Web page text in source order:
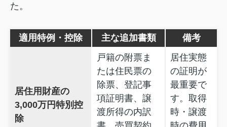
た。
適用特例・控除 主な追加書類 備考
居住用財産の
3,000万円特別控
除
戸籍の附票ま
たは住民票の
除票、登記事
項証明書、譲
渡所得の内訳
居住実態
の証明が
最重要で
す。取得
時・譲渡